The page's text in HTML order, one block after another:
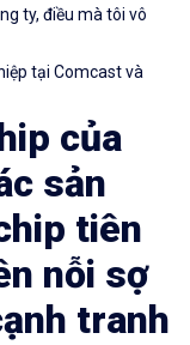
ty, điều mà tôi vô
tại Comcast và
của
sản
tiên
nỗi sợ
tranh